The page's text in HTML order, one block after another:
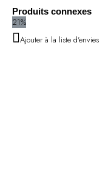
Produits connexes
21%
Ajouter à la liste d'envies